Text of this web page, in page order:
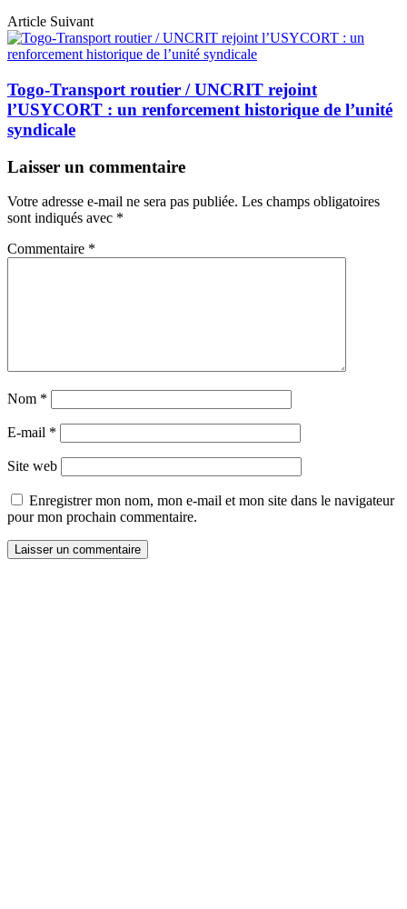
Article Suivant
Togo-Transport routier / UNCRIT rejoint
l’USYCORT : un renforcement historique de l’unité
syndicale
Laisser un commentaire
Votre adresse e-mail ne sera pas publiée. Les champs obligatoires
sont indiqués avec *
Commentaire *
Nom *
E-mail *
Site web
Enregistrer mon nom, mon e-mail et mon site dans le navigateur
pour mon prochain commentaire.